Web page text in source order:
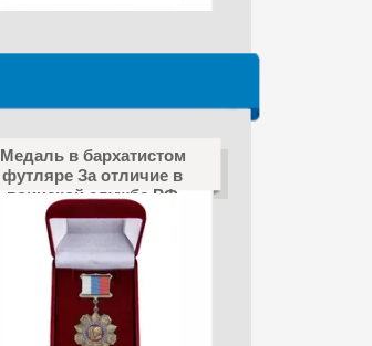
Медаль в бархатистом
футляре За отличие в
воинской службе РФ